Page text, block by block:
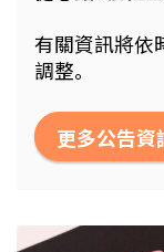
有關資訊將依
調整。
更多公告資